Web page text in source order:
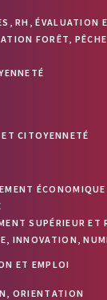
RH, ÉVALUATION
FORÊT, PÊCHE
CITOYENNETÉ
ÉCONOMIQUE
SUPÉRIEUR ET
INNOVATION,
ET EMPLOI
ORIENTATION